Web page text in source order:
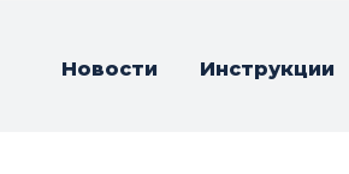
Новости Инструкции